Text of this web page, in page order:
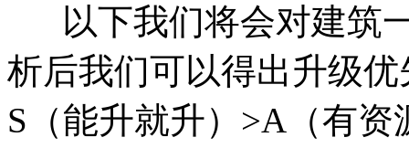
以下我们将会对建筑
析后我们可以得出升级
S（能升就升）>A（有